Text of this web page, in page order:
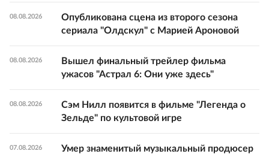
08.08.2026
Опубликована сцена из второго сезона
сериала "Олдскул" с Марией Ароновой
08.08.2026
Вышел финальный трейлер фильма
ужасов "Астрал 6: Они уже здесь"
08.08.2026
Сэм Нилл появится в фильме "Легенда о
Зельде" по культовой игре
07.08.2026
Умер знаменитый музыкальный продюсер